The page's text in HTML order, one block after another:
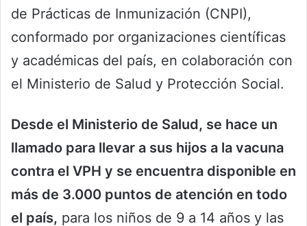
de Prácticas de Inmunización (CNPI),
conformado por organizaciones científicas
y académicas del país, en colaboración con
el Ministerio de Salud y Protección Social.
Desde el Ministerio de Salud, se hace un
llamado para llevar a sus hijos a la vacuna
contra el VPH y se encuentra disponible en
más de 3.000 puntos de atención en todo
el país, para los niños de 9 a 14 años y las